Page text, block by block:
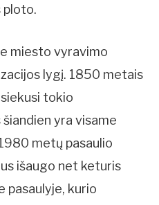
ploto.
miesto vyravimo
lygį. 1850 metais
tokio
yra visame
metų pasaulio
išaugo net keturis
pasaulyje, kurio